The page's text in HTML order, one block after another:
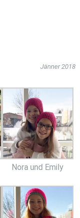
Jänner 2018
Nora und Emily